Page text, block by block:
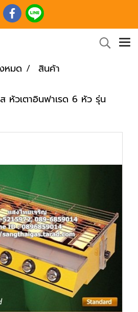
หมด
สินค้า
หัวเตาอินฟาเรด 6 หัว รุ่น